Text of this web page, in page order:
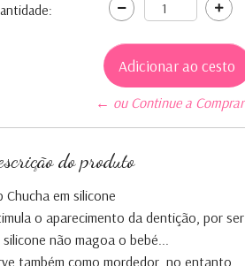
← ou Continue a Comprar
do produto
Chucha em silicone
o aparecimento da dentição, por ser
silicone não magoa o bebé...
também como mordedor, no entanto